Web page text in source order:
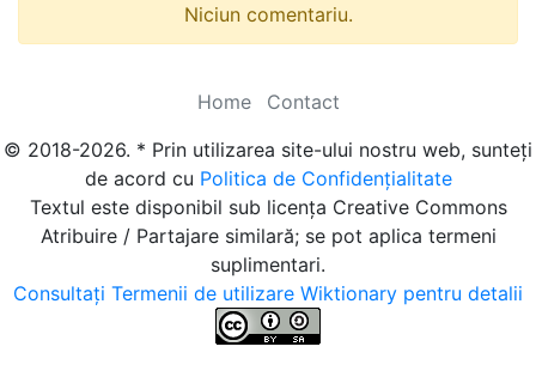
Niciun comentariu.
Home
Contact
© 2018-2026. * Prin utilizarea site-ului nostru web, sunteți
de acord cu Politica de Confidențialitate
Textul este disponibil sub licența Creative Commons
Atribuire / Partajare similară; se pot aplica termeni
suplimentari.
Consultați Termenii de utilizare Wiktionary pentru detalii